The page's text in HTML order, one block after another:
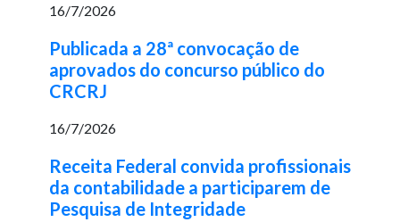
16/7/2026
Publicada a 28ª convocação de
aprovados do concurso público do
CRCRJ
16/7/2026
Receita Federal convida profissionais
da contabilidade a participarem de
Pesquisa de Integridade